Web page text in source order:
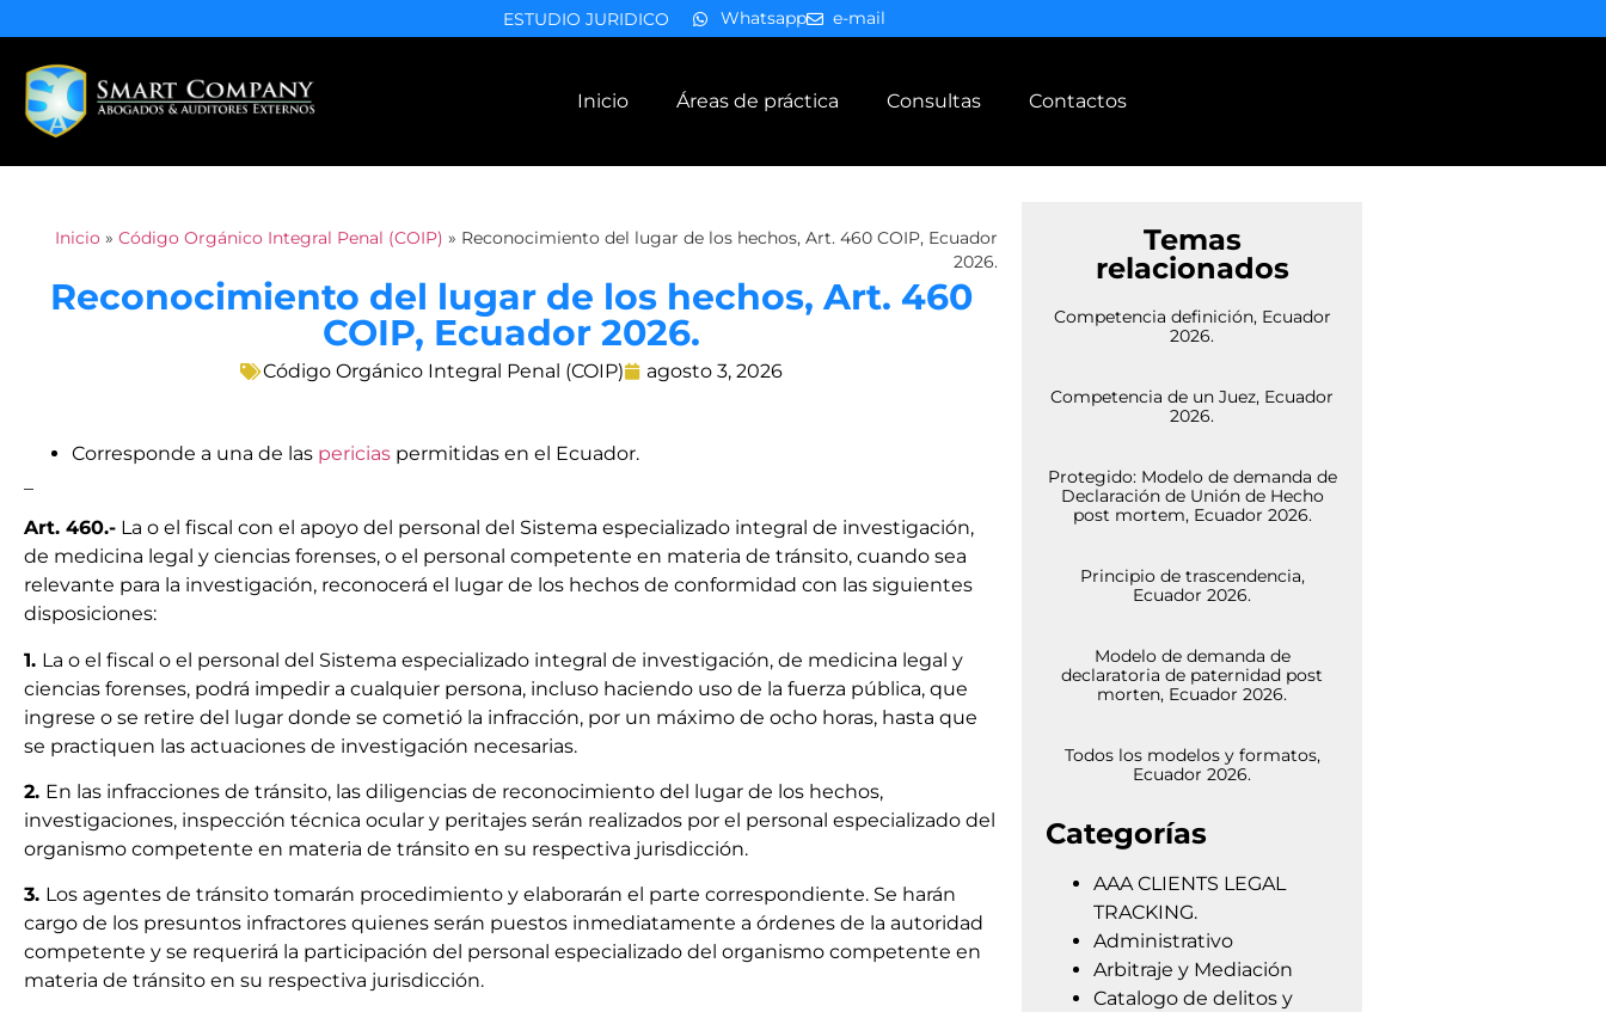
ESTUDIO JURIDICO Whatsapp e-mail
Inicio Áreas de práctica Consultas Contactos
Inicio » Código Orgánico Integral Penal (COIP) » Reconocimiento del lugar de los hechos, Art. 460 COIP, Ecuador
2026.
Reconocimiento del lugar de los hechos, Art. 460
COIP, Ecuador 2026.
Código Orgánico Integral Penal (COIP) agosto 3, 2026
Corresponde a una de las pericias permitidas en el Ecuador.
Art. 460.- La o el fiscal con el apoyo del personal del Sistema especializado integral de investigación,
de medicina legal y ciencias forenses, o el personal competente en materia de tránsito, cuando sea
relevante para la investigación, reconocerá el lugar de los hechos de conformidad con las siguientes
disposiciones:
1. La o el fiscal o el personal del Sistema especializado integral de investigación, de medicina legal y
ciencias forenses, podrá impedir a cualquier persona, incluso haciendo uso de la fuerza pública, que
ingrese o se retire del lugar donde se cometió la infracción, por un máximo de ocho horas, hasta que
se practiquen las actuaciones de investigación necesarias.
2. En las infracciones de tránsito, las diligencias de reconocimiento del lugar de los hechos,
investigaciones, inspección técnica ocular y peritajes serán realizados por el personal especializado del
organismo competente en materia de tránsito en su respectiva jurisdicción.
3. Los agentes de tránsito tomarán procedimiento y elaborarán el parte correspondiente. Se harán
cargo de los presuntos infractores quienes serán puestos inmediatamente a órdenes de la autoridad
competente y se requerirá la participación del personal especializado del organismo competente en
materia de tránsito en su respectiva jurisdicción.
Temas
relacionados
Competencia definición, Ecuador
2026.
Competencia de un Juez, Ecuador
2026.
Protegido: Modelo de demanda de
Declaración de Unión de Hecho
post mortem, Ecuador 2026.
Principio de trascendencia,
Ecuador 2026.
Modelo de demanda de
declaratoria de paternidad post
morten, Ecuador 2026.
Todos los modelos y formatos,
Ecuador 2026.
Categorías
AAA CLIENTS LEGAL
TRACKING.
Administrativo
Arbitraje y Mediación
Catalogo de delitos y